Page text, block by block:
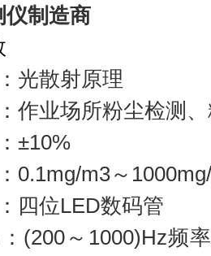
仪制造商
光散射原理
作业场所粉尘检测
±10%
0.1mg/m3～
四位LED数码管
(200～1000)Hz频